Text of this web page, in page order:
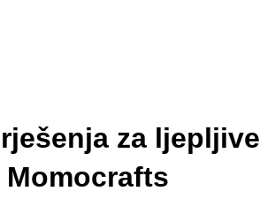
za ljepljive